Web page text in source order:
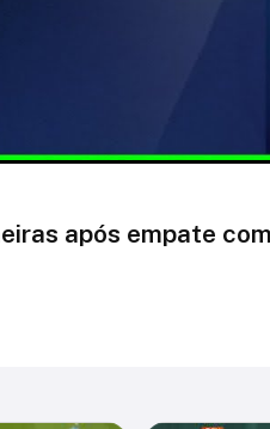
após empate